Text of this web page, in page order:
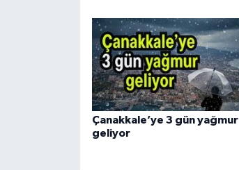
Çanakkale’ye 3 gün yağmur
geliyor